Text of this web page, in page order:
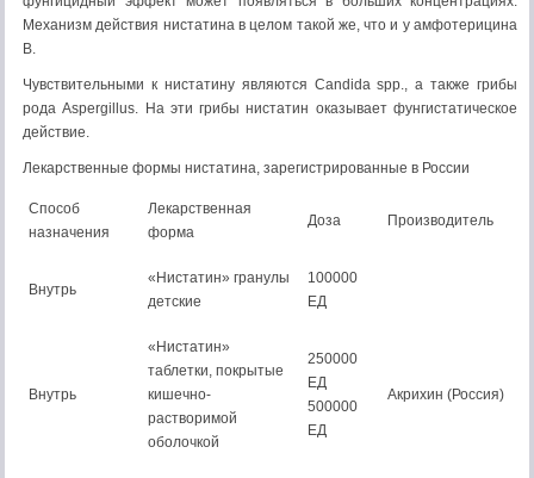
Механизм действия нистатина в целом такой же, что и у амфотерицина
В.
Чувствительными к нистатину являются Candida spp., а также грибы
рода Aspergillus. На эти грибы нистатин оказывает фунгистатическое
дей­ствие.
Лекарственные формы нистатина, зарегистрированные в России
Способ
назначения
Лекарственная
форма
Доза Производитель
Внутрь
«Нистатин» гранулы
детские
100000
ЕД
Внутрь
«Нистатин»
таблетки, покрытые
кишечно-
растворимой
оболочкой
250000
ЕД
500000
ЕД
Акрихин (Россия)